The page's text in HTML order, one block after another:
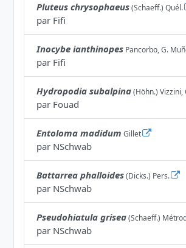
Pluteus chrysophaeus(Schaeff.) Quél.
par Fifi
Inocybe ianthinopes Pancorbo, G.
par Fifi
Hydropodia subalpina(Höhn.)
par Fouad
Entoloma madidum Gillet
par NSchwab
Battarrea phalloides(Dicks.) Pers.
par NSchwab
Pseudohiatula grisea(Schaeff.)
par NSchwab